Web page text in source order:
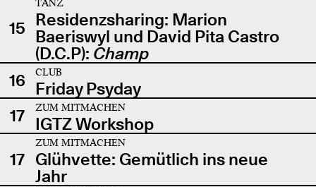
15
TANZ
Residenzsharing: Marion
Baeriswyl und David Pita Castro
(D.C.P): Champ
16
CLUB
Friday Psyday
17
ZUM MITMACHEN
IGTZ Workshop
17
ZUM MITMACHEN
Glühvette: Gemütlich ins neue
Jahr